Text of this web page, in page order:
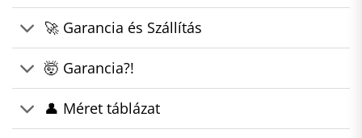
🚀 Garancia és Szállítás
🤯 Garancia?!
👤 Méret táblázat